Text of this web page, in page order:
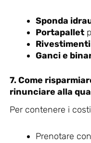
Sponda
Portapallet
Ganci e
7. Come
rinunciare alla
Per contenere i
Prenotare